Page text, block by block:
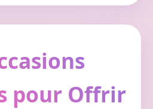
pour Offrir